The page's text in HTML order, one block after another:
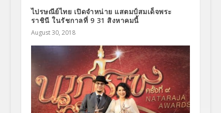
ไปรษณีย์ไทย เปิดจำหน่าย แสตมป์สมเด็จพระ
ราชินี ในรัชกาลที่ 9 31 สิงหาคมนี้
August 30, 2018